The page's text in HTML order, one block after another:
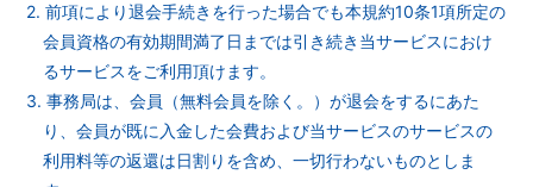
2. 前項により退会手続きを行った場合でも本規約10条1項所定の
会員資格の有効期間満了日までは引き続き当サービスにおけ
るサービスをご利用頂けます。
3. 事務局は、会員（無料会員を除く。）が退会をするにあた
り、会員が既に入金した会費および当サービスのサービスの
利用料等の返還は日割りを含め、一切行わないものとしま